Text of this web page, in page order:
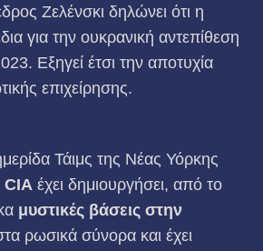
Ζελένσκι δηλώνει ότι η
για την ουκρανική αντεπίθεση
Εξηγεί έτσι την αποτυχία
επιχείρησης.
Τάιμς της Νέας Υόρκης
CIA έχει δημιουργήσει, από το
μυστικές βάσεις στην
ρωσικά σύνορα και έχει